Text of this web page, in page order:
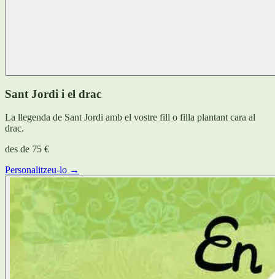
Sant Jordi i el drac
La llegenda de Sant Jordi amb el vostre fill o filla plantant cara al
drac.
des de 75 €
Personalitzeu-lo →